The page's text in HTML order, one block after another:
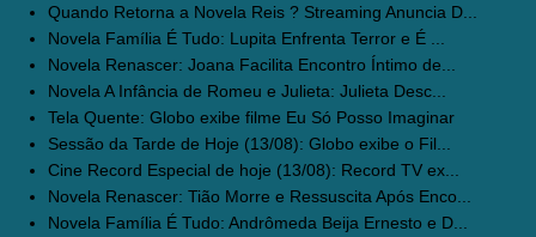
Quando Retorna a Novela Reis ? Streaming Anuncia D...
Novela Família É Tudo: Lupita Enfrenta Terror e É ...
Novela Renascer: Joana Facilita Encontro Íntimo de...
Novela A Infância de Romeu e Julieta: Julieta Desc...
Tela Quente: Globo exibe filme Eu Só Posso Imaginar
Sessão da Tarde de Hoje (13/08): Globo exibe o Fil...
Cine Record Especial de hoje (13/08): Record TV ex...
Novela Renascer: Tião Morre e Ressuscita Após Enco...
Novela Família É Tudo: Andrômeda Beija Ernesto e D...